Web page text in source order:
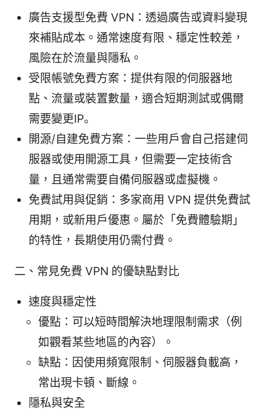
廣告支援型免費 VPN：透過廣告或資料變現
來補貼成本。通常速度有限、穩定性較差，
風險在於流量與隱私。
受限帳號免費方案：提供有限的伺服器地
點、流量或裝置數量，適合短期測試或偶爾
需要變更IP。
開源/自建免費方案：一些用戶會自己搭建伺
服器或使用開源工具，但需要一定技術含
量，且通常需要自備伺服器或虛擬機。
免費試用與促銷：多家商用 VPN 提供免費試
用期，或新用戶優惠。屬於「免費體驗期」
的特性，長期使用仍需付費。
二、常見免費 VPN 的優缺點對比
速度與穩定性
優點：可以短時間解決地理限制需求（例
如觀看某些地區的內容）。
缺點：因使用頻寬限制、伺服器負載高，
常出現卡頓、斷線。
隱私與安全